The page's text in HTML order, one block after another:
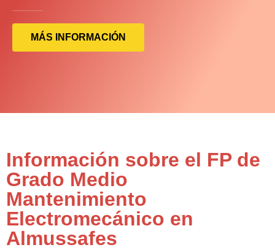
MÁS INFORMACIÓN
Información sobre el FP de
Grado Medio
Mantenimiento
Electromecánico en
Almussafes